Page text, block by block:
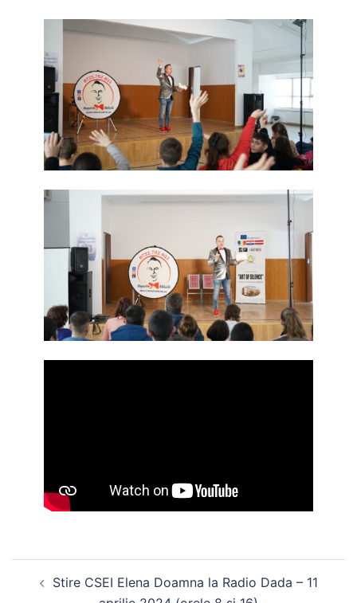
Stire CSEI Elena Doamna la Radio Dada – 11